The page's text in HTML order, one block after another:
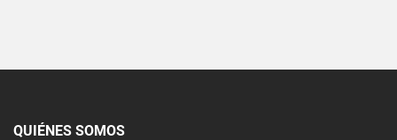
QUIÉNES SOMOS